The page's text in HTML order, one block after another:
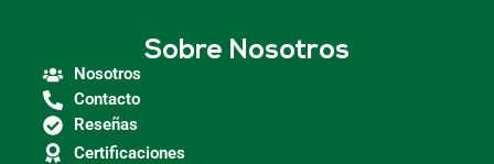
Sobre Nosotros
Nosotros
Contacto
Reseñas
Certificaciones